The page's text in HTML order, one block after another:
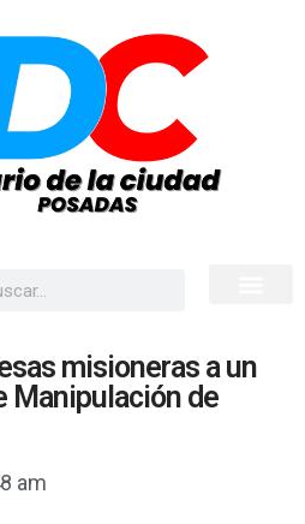
misioneras a un
Manipulación de
am